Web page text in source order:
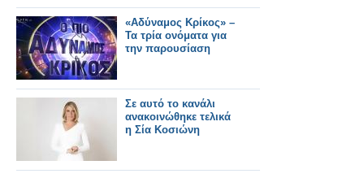
«Αδύναμος Κρίκος» –
Τα τρία ονόματα για
την παρουσίαση
Σε αυτό το κανάλι
ανακοινώθηκε τελικά
η Σία Κοσιώνη